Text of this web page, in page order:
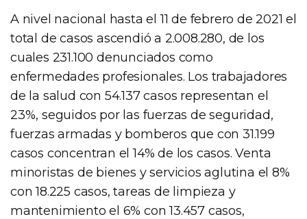
A nivel nacional hasta el 11 de febrero de 2021 el
total de casos ascendió a 2.008.280, de los
cuales 231.100 denunciados como
enfermedades profesionales. Los trabajadores
de la salud con 54.137 casos representan el
23%, seguidos por las fuerzas de seguridad,
fuerzas armadas y bomberos que con 31.199
casos concentran el 14% de los casos. Venta
minoristas de bienes y servicios aglutina el 8%
con 18.225 casos, tareas de limpieza y
mantenimiento el 6% con 13.457 casos,